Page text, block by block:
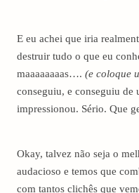
E eu achei que iria
destruir tudo o que eu
maaaaaaaas…. (e coloque
conseguiu, e conseguiu de
impressionou. Sério. Que
Okay, talvez não seja o
audacioso e temos que
com tantos clichês que